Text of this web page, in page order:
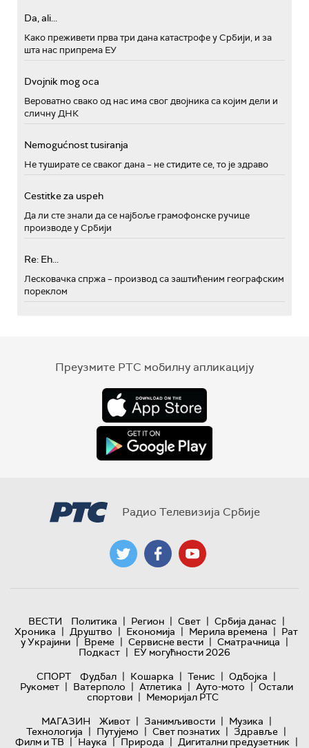
Da, ali...
Како преживети прва три дана катастрофе у Србији, и за
шта нас припрема ЕУ
Dvojnik mog oca
Вероватно свако од нас има свог двојника са којим дели и
сличну ДНК
Nemogućnost tusiranja
Не туширате се сваког дана – не стидите се, то је здраво
Cestitke za uspeh
Да ли сте знали да се најбоље грамофонске ручице
производе у Србији
Re: Eh...
Лесковачка спржа – производ са заштићеним географским
пореклом
Преузмите РТС мобилну апликацију
Радио Телевизија Србије
ВЕСТИ Политика | Регион | Свет | Србија данас |
Хроника | Друштво | Економија | Мерила времена | Рат
у Украјини | Време | Сервисне вести | Сматрачница |
Подкаст | ЕУ могућности 2026
СПОРТ
Фудбал | Кошарка | Тенис | Одбојка |
Рукомет | Ватерполо | Атлетика | Ауто-мото | Остали
спортови | Меморијал РТС
МАГАЗИН
Живот | Занимљивости | Музика |
Технологијa | Путујемо | Свет познатих | Здравље |
Филм и ТВ | Наука | Природа | Дигитални предузетник |